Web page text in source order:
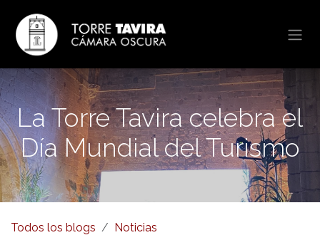
La Torre Tavira celebra el
Día Mundial del Turismo
Todos los blogs
Noticias